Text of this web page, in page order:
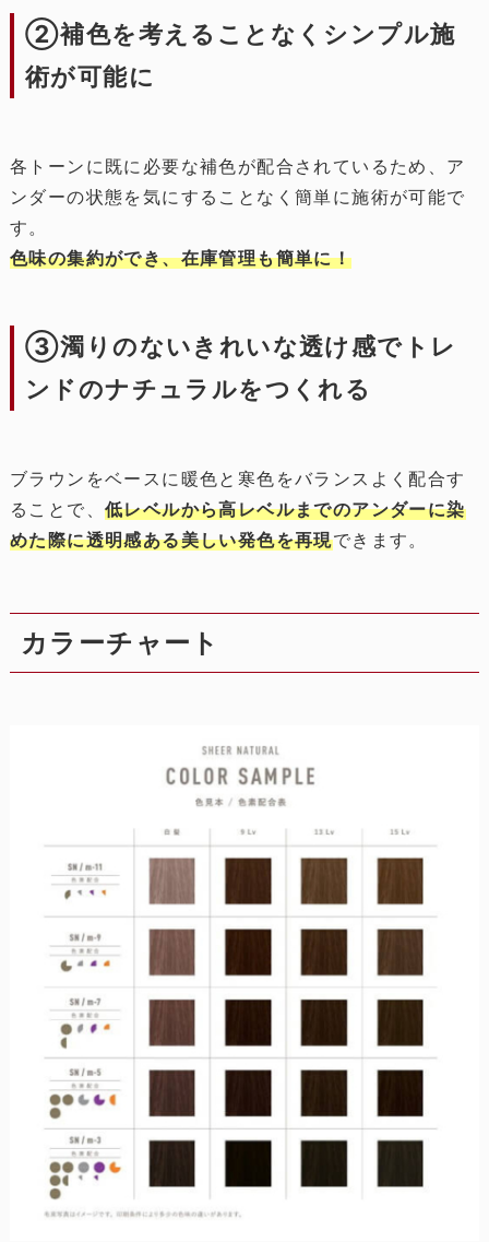
②補色を考えることなくシンプル施
術が可能に
各トーンに既に必要な補色が配合されているため、ア
ンダーの状態を気にすることなく簡単に施術が可能で
す。
色味の集約ができ、在庫管理も簡単に！
③濁りのないきれいな透け感でトレ
ンドのナチュラルをつくれる
ブラウンをベースに暖色と寒色をバランスよく配合す
ることで、 低レベルから高レベルまでのアンダーに染
めた際に透明感ある美しい発色を再現できます。
カラーチャート